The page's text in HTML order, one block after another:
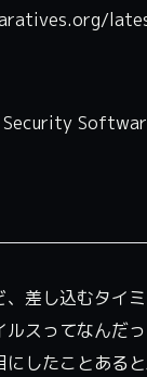
差し込むタイ
スってなんだ
にしたことある